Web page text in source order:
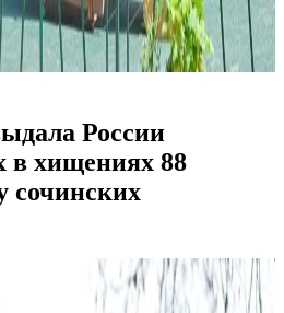
России
в хищениях 88
сочинских